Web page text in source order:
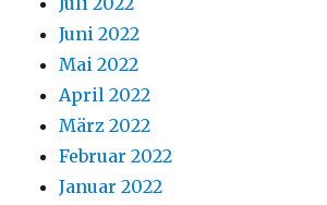
Juni 2022
Mai 2022
April 2022
März 2022
Februar 2022
Januar 2022